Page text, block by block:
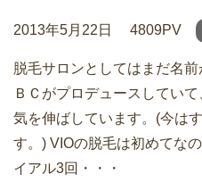
2013年5月22日 4809PV
脱毛サロンとしてはまだ名
ＢＣがプロデュースしてい
気を伸ばしています。(今は
す。) VIOの脱毛は初めてな
イアル3回・・・